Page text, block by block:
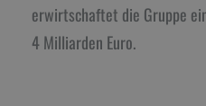
erwirtschaftet die Gruppe
4 Milliarden Euro.